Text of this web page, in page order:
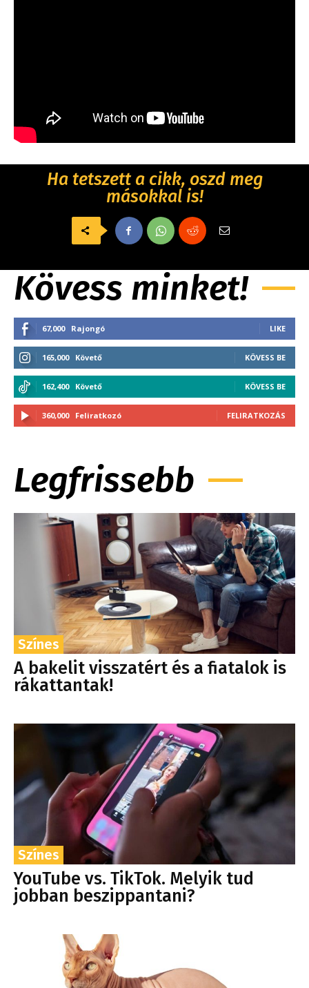
Ha tetszett a cikk, oszd meg
másokkal is!
Kövess minket!
67,000 Rajongó LIKE
165,000 Követő KÖVESS BE
162,400 Követő KÖVESS BE
360,000 Feliratkozó FELIRATKOZÁS
Legfrissebb
Színes
A bakelit visszatért és a fiatalok is
rákattantak!
Színes
YouTube vs. TikTok. Melyik tud
jobban beszippantani?